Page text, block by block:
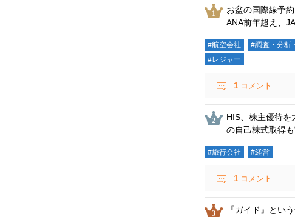
お盆の国際線予
ANA前年超え、
#航空会社 #調査・分析
#レジャー
1 コメント
HIS、株主優待
の自己株式取得
#旅行会社 #経営
1 コメント
『ガイド』とい